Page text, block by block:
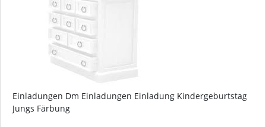
Einladungen Dm Einladungen Einladung Kindergeburtstag
Jungs Färbung